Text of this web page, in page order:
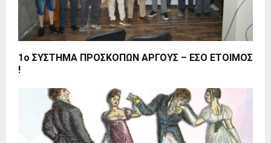
1ο ΣΥΣΤΗΜΑ ΠΡΟΣΚΟΠΩΝ ΑΡΓΟΥΣ – ΕΣΟ ΕΤΟΙΜΟΣ
!